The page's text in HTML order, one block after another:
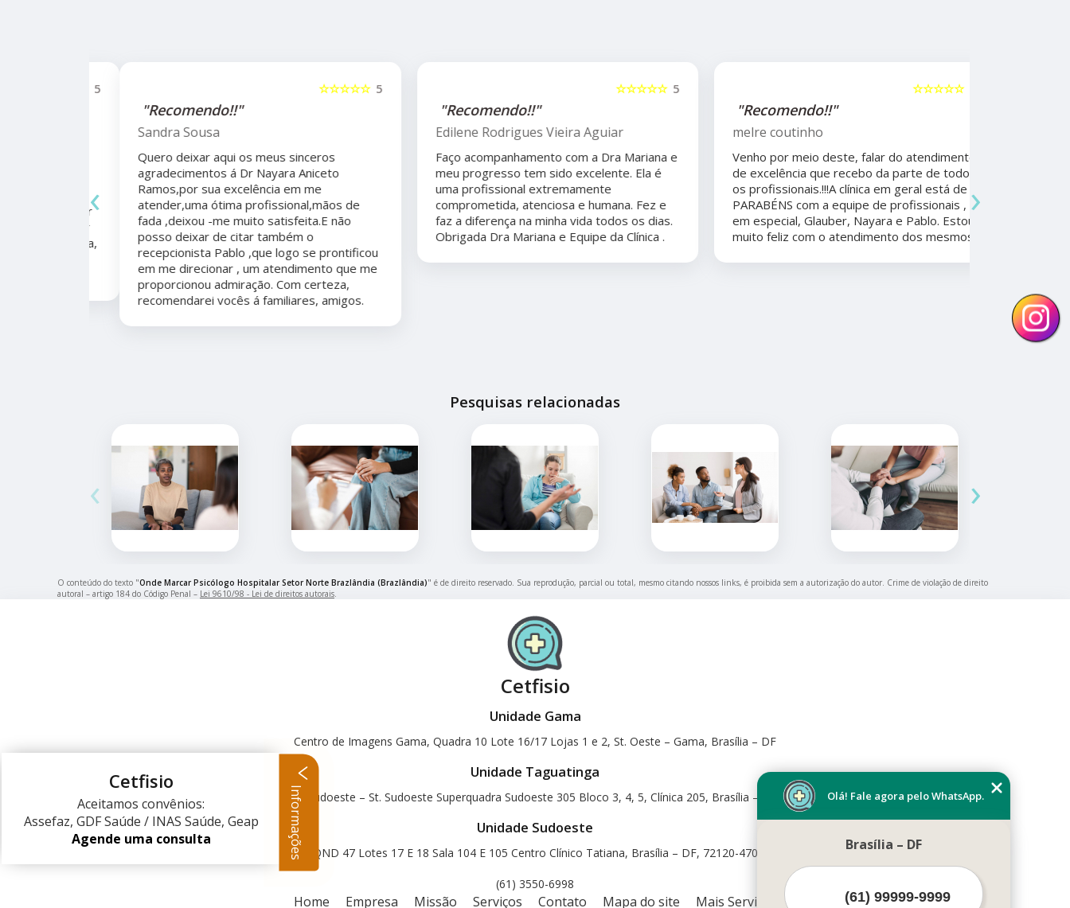
5
☆☆☆☆☆
"Recomendo!!"
Sandra Sousa
Quero deixar aqui os meus sinceros
agradecimentos á Dr Nayara Aniceto
Ramos,por sua excelência em me
atender,uma ótima profissional,mãos de
fada ,deixou -me muito satisfeita.E não
posso deixar de citar também o
recepcionista Pablo ,que logo se prontificou
em me direcionar , um atendimento que me
proporcionou admiração. Com certeza,
recomendarei vocês á familiares, amigos.
5
☆☆☆☆☆
"Recomendo!!"
Edilene Rodrigues Vieira Aguiar
Faço acompanhamento com a Dra Mariana e
meu progresso tem sido excelente. Ela é
uma profissional extremamente
comprometida, atenciosa e humana. Fez e
faz a diferença na minha vida todos os dias.
Obrigada Dra Mariana e Equipe da Clínica .
5
☆☆☆☆☆
"Recomendo!!"
melre coutinho
Venho por meio deste, falar do atendimento
de excelência que recebo da parte de todos
os profissionais.!!!A clínica em geral está de
PARABÉNS com a equipe de profissionais ,
em especial, Glauber, Nayara e Pablo. Estou
muito feliz com o atendimento dos mesmos.
‹ ›
Pesquisas relacionadas
‹ ›
O conteúdo do texto "Onde Marcar Psicólogo Hospitalar Setor Norte Brazlândia (Brazlândia)" é de direito reservado. Sua reprodução, parcial ou total, mesmo citando nossos links, é proibida sem a autorização do autor. Crime de violação de direito
autoral – artigo 184 do Código Penal – Lei 9610/98 - Lei de direitos autorais
Cetfisio
Unidade Gama
Centro de Imagens Gama, Quadra 10 Lote 16/17 Lojas 1 e 2, St. Oeste – Gama, Brasília – DF
Unidade Taguatinga
Centro Clínico Sudoeste – St. Sudoeste Superquadra Sudoeste 305 Bloco 3, 4, 5, Clínica 205, Brasília – DF, 70673-416
Unidade Sudoeste
QND 47 Lotes 17 E 18 Sala 104 E 105 Centro Clínico Tatiana, Brasília – DF, 72120-470
(61) 3550-6998
Home Empresa Missão Serviços Contato Mapa do site Mais Serviços
Olá! Fale agora pelo WhatsApp.
Brasília – DF
Cetfisio
Aceitamos convênios:
Assefaz, GDF Saúde / INAS Saúde, Geap
Agende uma consulta
Informações